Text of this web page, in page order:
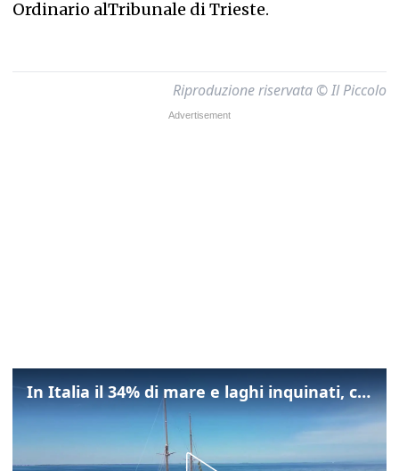
Ordinario alTribunale di Trieste.
Riproduzione riservata © Il Piccolo
In Italia il 34% di mare e laghi inquinati, colpa della maladepurazione